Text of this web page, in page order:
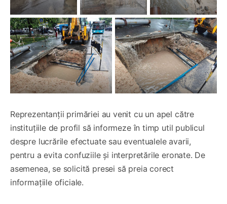
Reprezentanții primăriei au venit cu un apel către
instituțiile de profil să informeze în timp util publicul
despre lucrările efectuate sau eventualele avarii,
pentru a evita confuziile și interpretările eronate. De
asemenea, se solicită presei să preia corect
informațiile oficiale.